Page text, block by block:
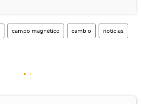
campo magnético cambio noticias